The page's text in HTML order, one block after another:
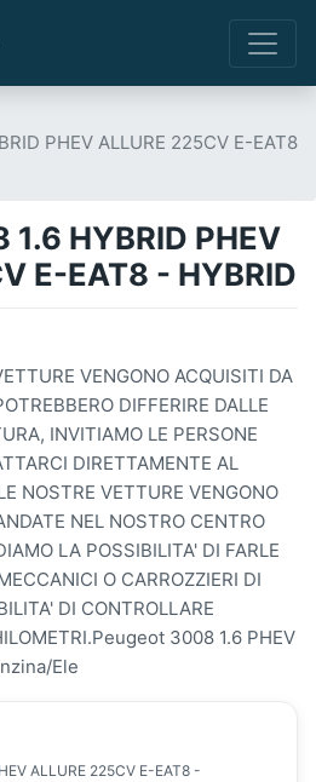
PHEV ALLURE 225CV E-EAT8
HYBRID PHEV
E-EAT8 - HYBRID
VENGONO ACQUISITI DA
DIFFERIRE DALLE
INVITIAMO LE PERSONE
DIRETTAMENTE AL
NOSTRE VETTURE VENGONO
NEL NOSTRO CENTRO
LA POSSIBILITA' DI FARLE
O CARROZZIERI DI
DI CONTROLLARE
3008 1.6 PHEV
Ele
ALLURE 225CV E-EAT8 -